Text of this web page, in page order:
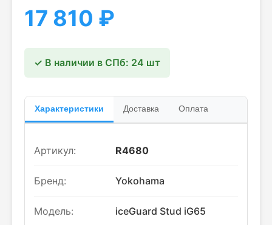
17 810 ₽
✓ В наличии в СПб: 24 шт
Характеристики Доставка Оплата
Артикул: R4680
Бренд: Yokohama
Модель: iceGuard Stud iG65